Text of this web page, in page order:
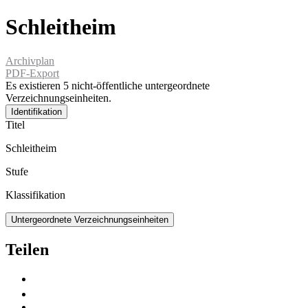
Schleitheim
Archivplan
PDF-Export
Es existieren 5 nicht-öffentliche untergeordnete
Verzeichnungseinheiten.
Identifikation
Titel
Schleitheim
Stufe
Klassifikation
Untergeordnete Verzeichnungseinheiten
Teilen